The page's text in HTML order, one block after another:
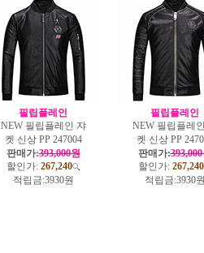
필립플레인
NEW 필립플레인 쟈
켓 신상 PP 247004
판매가:393,000원
할인가: 267,240
적립금:3930원
필립플레인
NEW 필립플레
켓 신상 PP
판매가:
할인가: 267,240
적립금:3930